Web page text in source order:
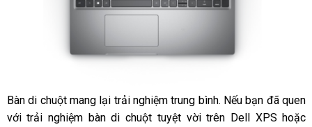
Bàn di chuột mang lại trải nghiệm trung bình. Nếu bạn đã quen
với trải nghiệm bàn di chuột tuyệt vời trên Dell XPS hoặc